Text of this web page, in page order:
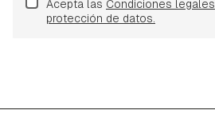
Acepta las Condiciones legales
protección de datos.